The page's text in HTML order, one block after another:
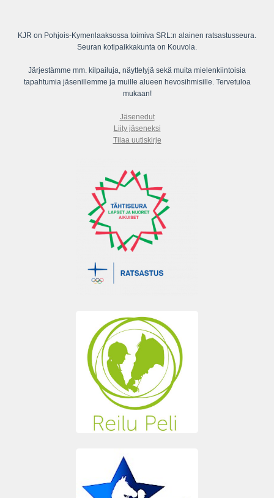
KJR on Pohjois-Kymenlaaksossa toimiva SRL:n alainen ratsastusseura.
Seuran kotipaikkakunta on Kouvola.
Järjestämme mm. kilpailuja, näyttelyjä sekä muita mielenkiintoisia
tapahtumia jäsenillemme ja muille alueen hevosihmisille. Tervetuloa
mukaan!
Jäsenedut
Liity jäseneksi
Tilaa uutiskirje